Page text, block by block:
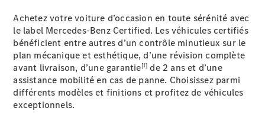
EQE
Berline
Électrique
EQS
Berline
Nouveau Électrique
Classe E
Berline
Classe S
Classe S
Achetez votre voiture d’occasion en toute sérénité avec
le label Mercedes-Benz Certified. Les véhicules certifiés
bénéficient entre autres d’un contrôle minutieux sur le
plan mécanique et esthétique, d’une révision complète
avant livraison, d’une garantie[1] de 2 ans et d’une
assistance mobilité en cas de panne. Choisissez parmi
différents modèles et finitions et profitez de véhicules
exceptionnels.